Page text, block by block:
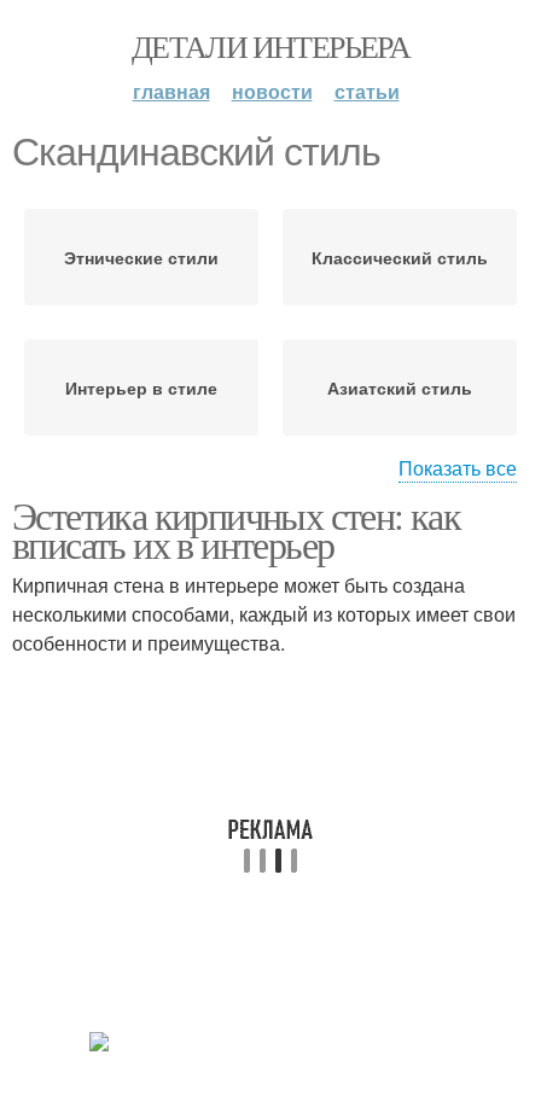
ДЕТАЛИ ИНТЕРЬЕРА
главная новости статьи
Скандинавский стиль
Этнические стили Классический стиль
Интерьер в стиле Азиатский стиль
скандинавском стиле
Стиль в хрущевке
Показать все
Эстетика кирпичных стен: как
вписать их в интерьер
Кирпичная стена в интерьере может быть создана
несколькими способами, каждый из которых имеет свои
особенности и преимущества.